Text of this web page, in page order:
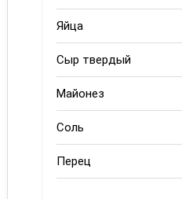
Яйца
Сыр твердый
Майонез
Соль
Перец